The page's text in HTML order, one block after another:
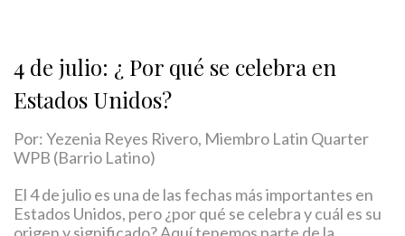
4 de julio: ¿ Por qué se celebra en
Estados Unidos?
Por: Yezenia Reyes Rivero, Miembro Latin Quarter
WPB (Barrio Latino)
El 4 de julio es una de las fechas más importantes en
Estados Unidos, pero ¿por qué se celebra y cuál es su